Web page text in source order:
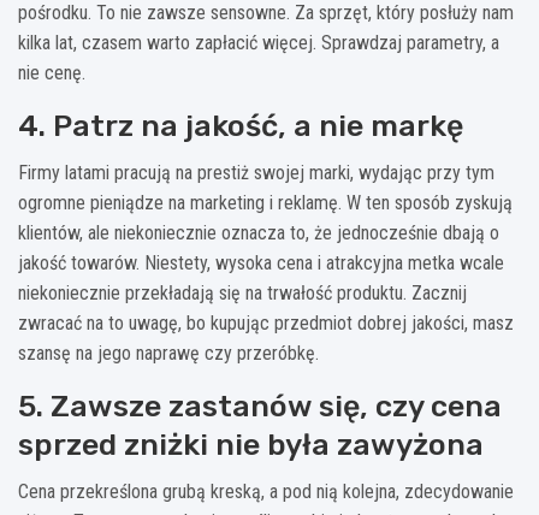
pośrodku. To nie zawsze sensowne. Za sprzęt, który posłuży nam
kilka lat, czasem warto zapłacić więcej. Sprawdzaj parametry, a
nie cenę.
4. Patrz na jakość, a nie markę
Firmy latami pracują na prestiż swojej marki, wydając przy tym
ogromne pieniądze na marketing i reklamę. W ten sposób zyskują
klientów, ale niekoniecznie oznacza to, że jednocześnie dbają o
jakość towarów. Niestety, wysoka cena i atrakcyjna metka wcale
niekoniecznie przekładają się na trwałość produktu. Zacznij
zwracać na to uwagę, bo kupując przedmiot dobrej jakości, masz
szansę na jego naprawę czy przeróbkę.
5. Zawsze zastanów się, czy cena
sprzed zniżki nie była zawyżona
Cena przekreślona grubą kreską, a pod nią kolejna, zdecydowanie